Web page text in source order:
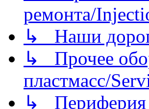
ремонта/
↳ Наши
↳ Прочее
пластмасс/
↳ Периферия